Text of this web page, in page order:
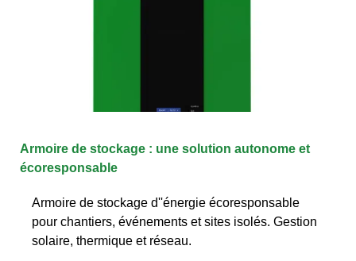
Armoire de stockage : une solution autonome et
écoresponsable
Armoire de stockage d''énergie écoresponsable
pour chantiers, événements et sites isolés. Gestion
solaire, thermique et réseau.